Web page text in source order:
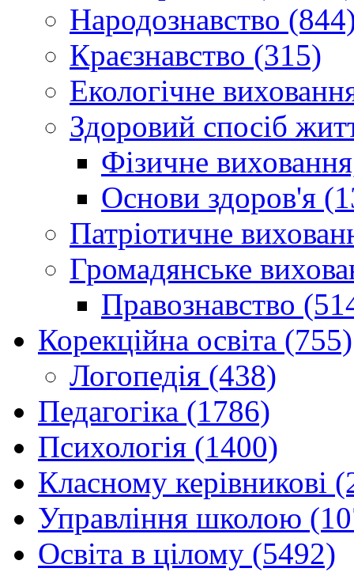
Народознавство
Краєзнавство (315)
Екологічне
Здоровий спосіб
Фізичне
Основи здоров'я
Патріотичне
Громадянське
Правознавство
Корекційна освіта (755)
Логопедія (438)
Педагогіка (1786)
Психологія (1400)
Класному керівникові
Управління школою
Освіта в цілому (5492)